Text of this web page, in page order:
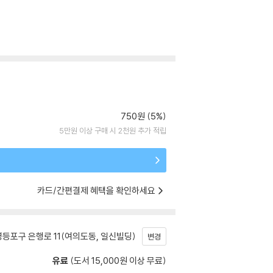
750원 (5%)
5만원 이상 구매 시 2천원 추가 적립
카드/간편결제 혜택을 확인하세요
포구 은행로 11(여의도동, 일신빌딩) 변경
유료 (도서 15,000원 이상 무료)